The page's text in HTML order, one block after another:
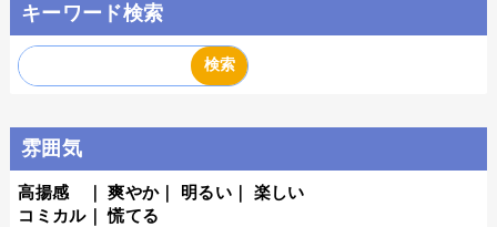
キーワード検索
雰囲気
高揚感 ｜爽やか｜ 明るい｜ 楽しい
コミカル｜慌てる